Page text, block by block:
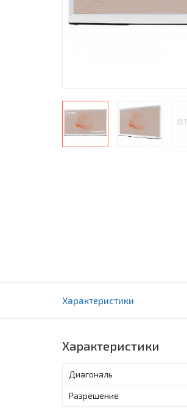
(QE55LS01TAUXCE)
Характеристики
Характеристики
Диагональ
Разрешение